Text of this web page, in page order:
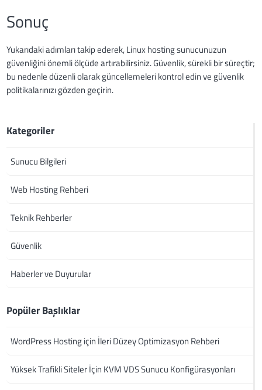
Sonuç
Yukarıdaki adımları takip ederek, Linux hosting sunucunuzun
güvenliğini önemli ölçüde artırabilirsiniz. Güvenlik, sürekli bir süreçtir;
bu nedenle düzenli olarak güncellemeleri kontrol edin ve güvenlik
politikalarınızı gözden geçirin.
Kategoriler
Sunucu Bilgileri
Web Hosting Rehberi
Teknik Rehberler
Güvenlik
Haberler ve Duyurular
Popüler Başlıklar
WordPress Hosting için İleri Düzey Optimizasyon Rehberi
Yüksek Trafikli Siteler İçin KVM VDS Sunucu Konfigürasyonları